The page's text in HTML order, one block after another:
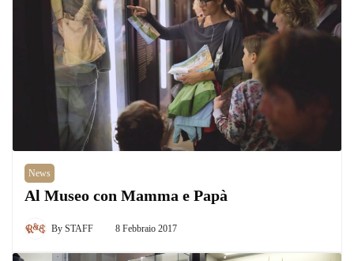
News
Al Museo con Mamma e Papà
By STAFF 8 Febbraio 2017